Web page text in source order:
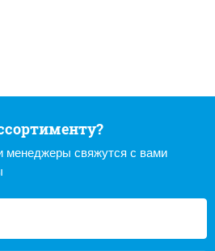
менеджеры свяжутся с вами